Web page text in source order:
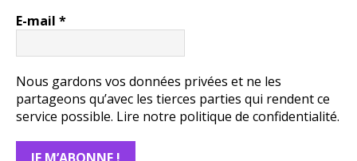
E-mail *
Nous gardons vos données privées et ne les
partageons qu’avec les tierces parties qui rendent ce
service possible. Lire notre politique de confidentialité.